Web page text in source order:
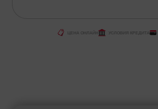
ЦЕНА ОНЛАЙН УСЛОВИЯ КРЕДИТА